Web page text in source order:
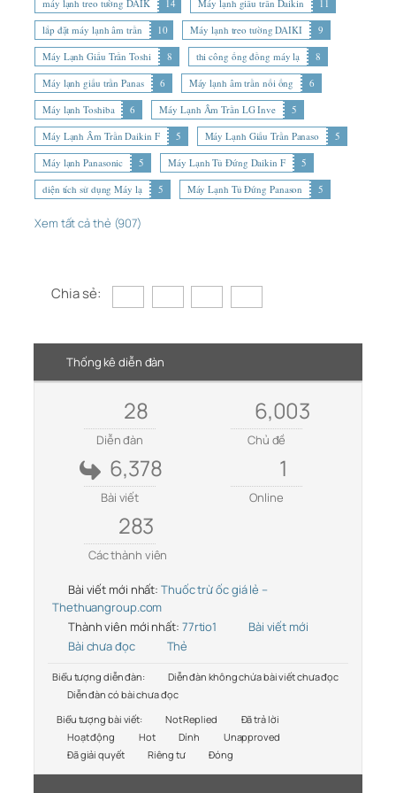
máy lạnh treo tường DAIK 14 Máy lạnh giấu trần Daikin
11
lắp đặt máy lạnh âm trần
10 Máy lạnh treo tường DAIKI
9
Máy Lạnh Giấu Trần Toshi
8 thi công ống đồng máy lạ
8
Máy lạnh giấu trần Panas
6 Máy lạnh âm trần nối ống
6
Máy lạnh Toshiba
6 Máy Lạnh Âm Trần LG Inve
5
Máy Lạnh Âm Trần Daikin F
5 Máy Lạnh Giấu Trần Panaso
5
Máy lạnh Panasonic
5 Máy Lạnh Tủ Đứng Daikin F
5
diện tích sử dụng Máy lạ
5 Máy Lạnh Tủ Đứng Panason 5
Xem tất cả thẻ (907)
Chia sẻ:
Thống kê diễn đàn
28
Diễn đàn
6,003
Chủ đề
6,378
Bài viết
1
Online
283
Các thành viên
Bài viết mới nhất: Thuốc trừ ốc giá lẻ –
Thethuangroup.com
Thành viên mới nhất: 77rtio1
Bài viết mới
Bài chưa đọc
Thẻ
Biểu tượng diễn đàn:
Diễn đàn không chứa bài viết chưa đọc
Diễn đàn có bài chưa đọc
Biểu tượng bài viết:
Not Replied
Đã trả lời
Hoạt động
Hot Dính
Unapproved
Đã giải quyết
Riêng tư Đóng